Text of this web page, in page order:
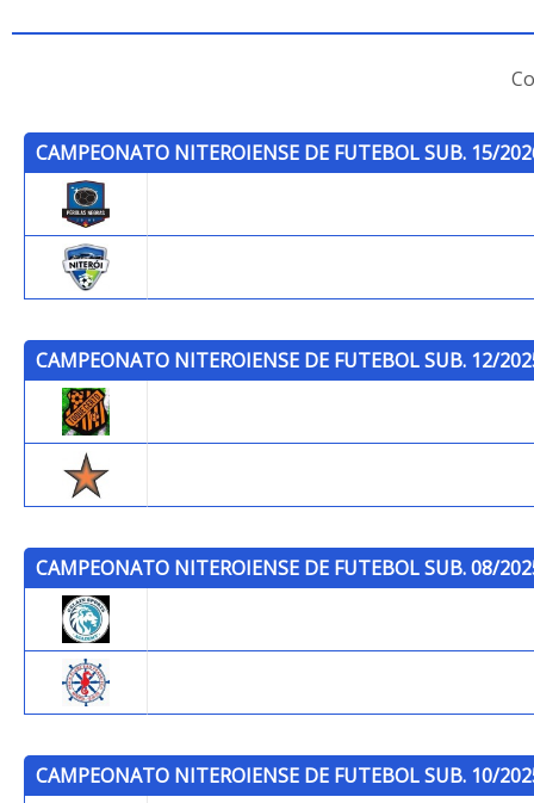
CAMPEONATO NITEROIENSE DE FUTEBOL SUB. 15/
CAMPEONATO NITEROIENSE DE FUTEBOL SUB. 12/
CAMPEONATO NITEROIENSE DE FUTEBOL SUB. 08/
CAMPEONATO NITEROIENSE DE FUTEBOL SUB. 10/